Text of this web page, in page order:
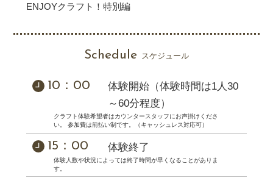
ENJOYクラフト！特別編
Schedule スケジュール
10：00
体験開始（体験時間は1人30
～60分程度）
クラフト体験希望者はカウンタースタッフにお声掛けくださ
い。 参加費は前払い制です。（キャッシュレス対応可）
15：00 体験終了
体験人数や状況によっては終了時間が早くなることがありま
す。